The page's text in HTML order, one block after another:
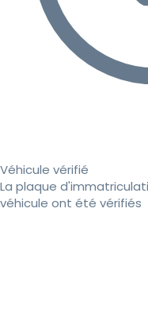
Véhicule vérifié
La plaque
véhicule ont été vérifiés